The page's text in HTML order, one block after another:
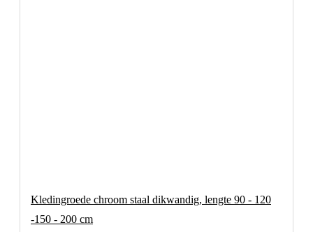
Kledingroede chroom staal dikwandig, lengte 90 - 120
-150 - 200 cm